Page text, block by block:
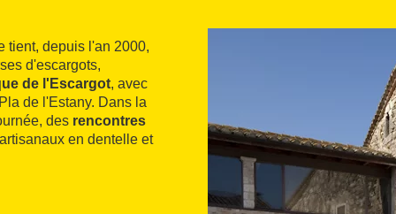
tient, depuis l'an 2000,
d'escargots,
de l'Escargot, avec
de l'Estany. Dans la
des rencontres
en dentelle et